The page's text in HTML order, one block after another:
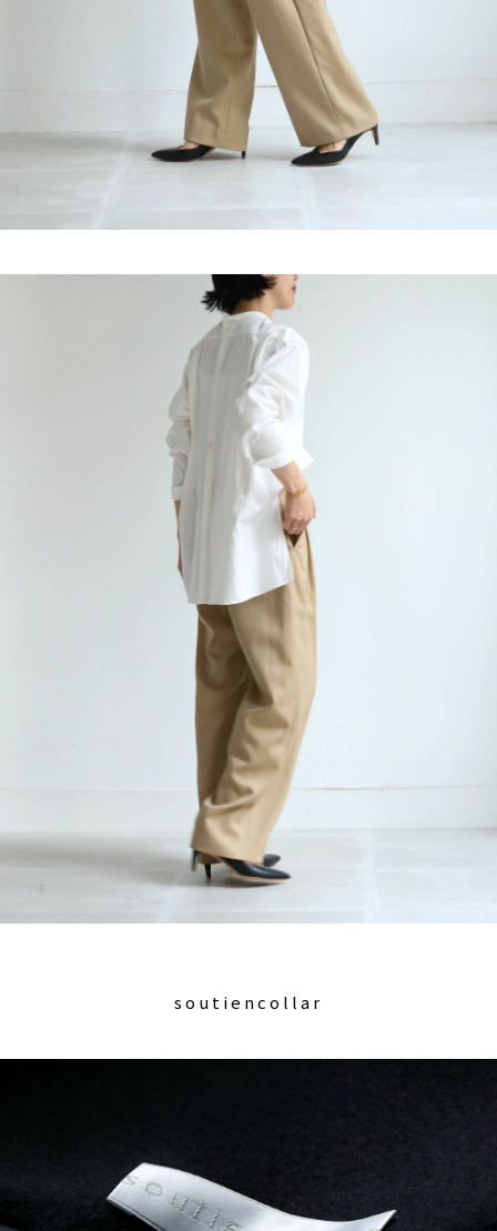
soutiencollar